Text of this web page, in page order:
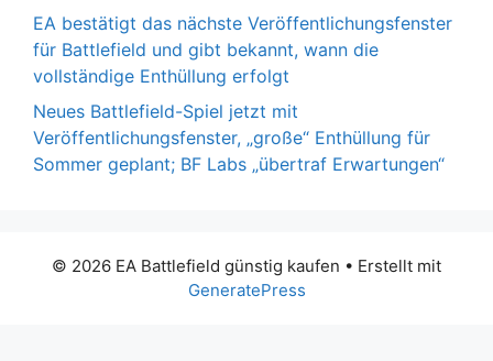
EA bestätigt das nächste Veröffentlichungsfenster
für Battlefield und gibt bekannt, wann die
vollständige Enthüllung erfolgt
Neues Battlefield-Spiel jetzt mit
Veröffentlichungsfenster, „große“ Enthüllung für
Sommer geplant; BF Labs „übertraf Erwartungen“
© 2026 EA Battlefield günstig kaufen • Erstellt mit
GeneratePress